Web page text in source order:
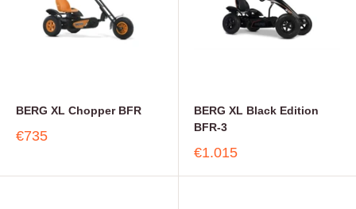
BERG XL Chopper BFR
€735
BERG XL Black Edition
BFR-3
€1.015